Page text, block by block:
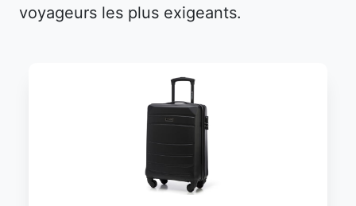
voyageurs les plus exigeants.